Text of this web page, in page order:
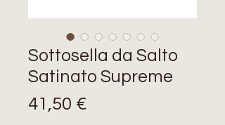
Sottosella da Salto
Satinato Supreme
41,50 €